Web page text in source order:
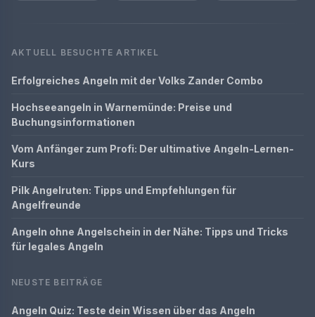
AKTUELL BESUCHTE ARTIKEL
Erfolgreiches Angeln mit der Volks Zander Combo
Hochseeangeln in Warnemünde: Preise und
Buchungsinformationen
Vom Anfänger zum Profi: Der ultimative Angeln-Lernen-
Kurs
Pilk Angelruten: Tipps und Empfehlungen für
Angelfreunde
Angeln ohne Angelschein in der Nähe: Tipps und Tricks
für legales Angeln
NEUSTE BEITRÄGE
Angeln Quiz: Teste dein Wissen über das Angeln